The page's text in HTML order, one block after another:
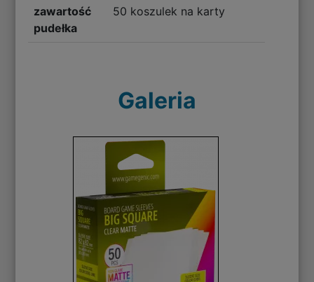
zawartość
pudełka
50 koszulek na karty
Galeria